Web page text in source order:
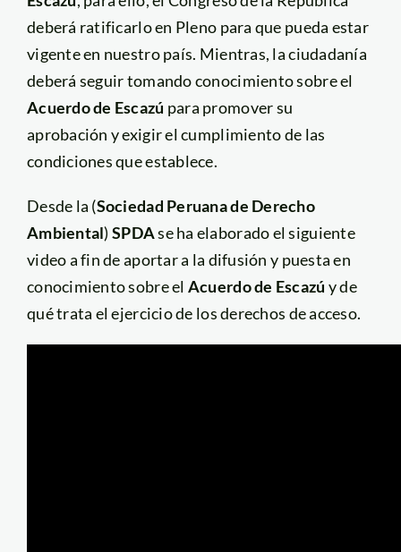
deberá ratificarlo en Pleno para que pueda estar
vigente en nuestro país. Mientras, la ciudadanía
deberá seguir tomando conocimiento sobre el
Acuerdo de Escazú para promover su
aprobación y exigir el cumplimiento de las
condiciones que establece.
Desde la (Sociedad Peruana de Derecho
Ambiental) SPDAse ha elaborado el siguiente
video a fin de aportar a la difusión y puesta en
conocimiento sobre el Acuerdo de Escazú y de
qué trata el ejercicio de los derechos de acceso.